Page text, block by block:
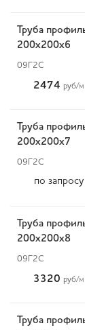
Труба
200х200х6
09Г2С
2474 руб/м
Труба
200х200х7
09Г2С
по запросу
Труба
200х200х8
09Г2С
3320 руб/м
Труба